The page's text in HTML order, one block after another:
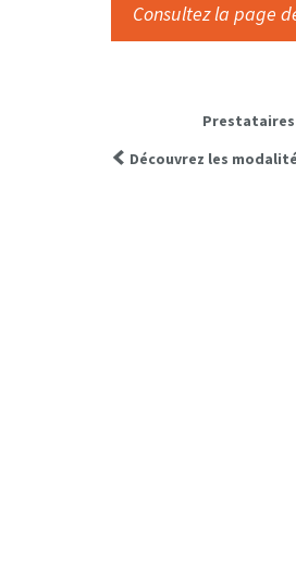
Consultez la page
Découvrez les